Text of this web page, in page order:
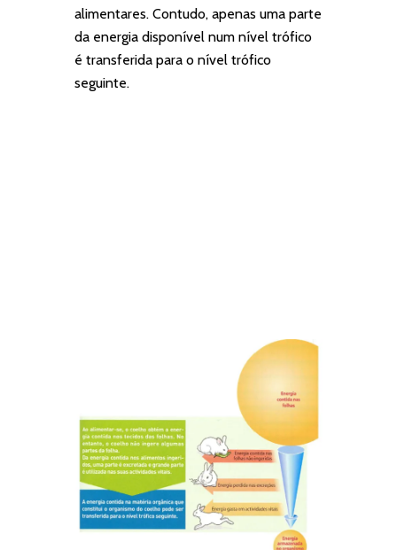
alimentares. Contudo, apenas uma parte
da energia disponível num nível trófico
é transferida para o nível trófico
seguinte.